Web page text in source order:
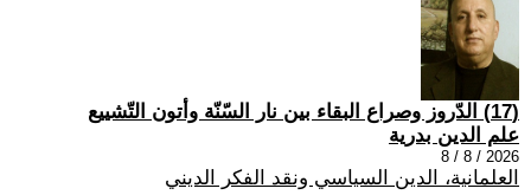
(17) الدّروز وصراع البقاء بين نار السّنّة وأتون التّشييع
علم الدين بدرية
2026 / 8 / 8
العلمانية، الدين السياسي ونقد الفكر الديني